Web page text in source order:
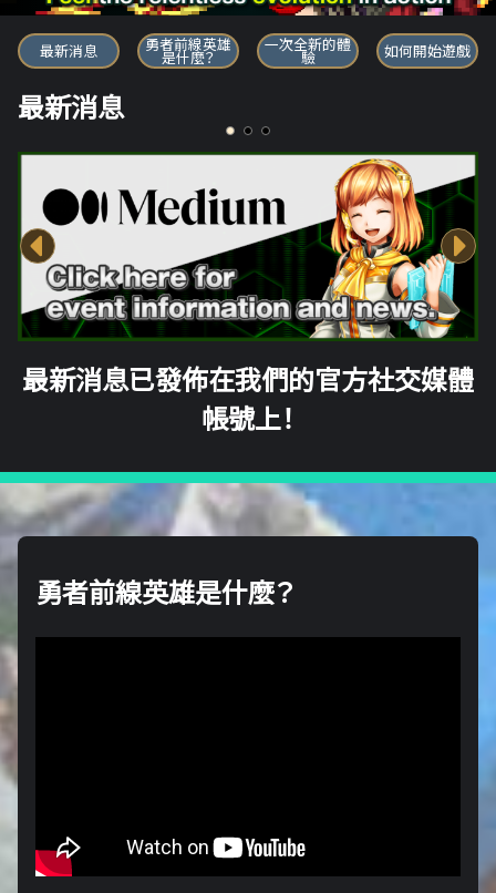
勇者前線英雄
最新消息 勇者前線英雄
是什麼？
一次全新的體
驗 如何開始遊戲
最新消息
最新消息已發佈在我們的官方社交媒體
帳號上！
勇者前線英雄是什麼？